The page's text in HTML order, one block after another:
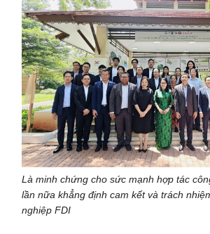
Là minh chứng cho sức mạnh hợp tác
lần nữa khẳng định cam kết và trách
nghiệp FDI